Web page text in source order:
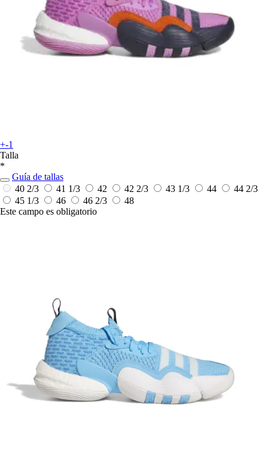
+-1
Talla
*
Guía de tallas
40 2/3
41 1/3 42 42 2/3 43 1/3 44
44 2/3
45 1/3
46 46 2/3
48
Este campo es obligatorio